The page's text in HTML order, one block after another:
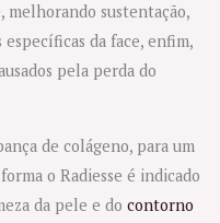
melhorando sustentação,
específicas da face, enfim,
pela perda do
de colágeno, para um
o Radiesse é indicado
da pele e do contorno